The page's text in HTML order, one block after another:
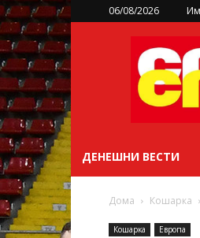
06/08/2026
ДЕНЕШНИ ВЕСТИ
Дома Кошарка
Кошарка Европа